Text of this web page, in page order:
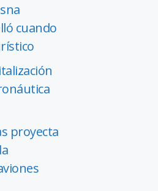
cuando
proyecta